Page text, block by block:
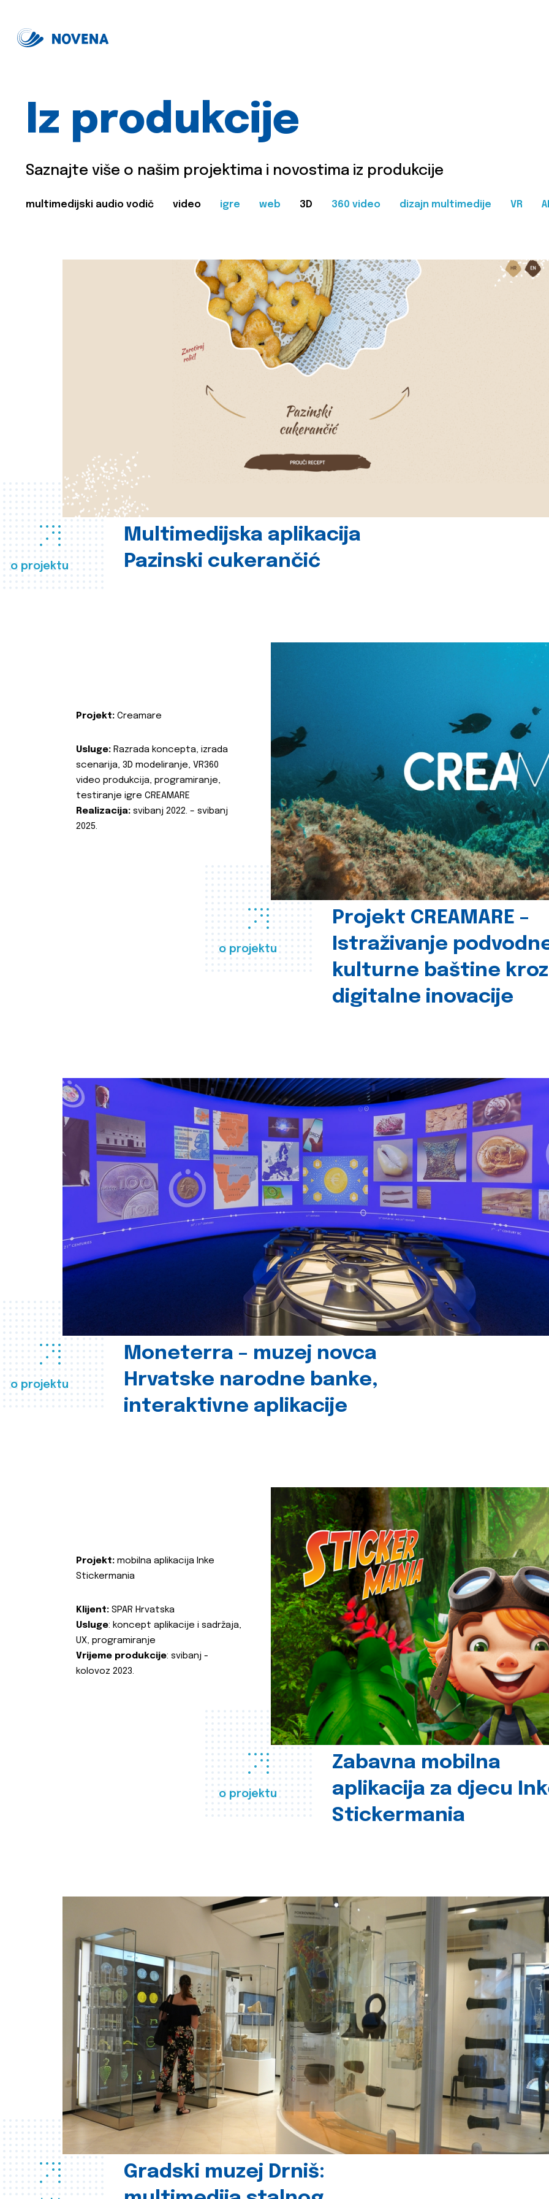
Iz produkcije
Saznajte više o našim projektima i novostima iz produkcije
multimedijski audio vodič video igre web 3D 360 video dizajn multimedije VR
o projektu
Multimedijska aplikacija
Pazinski cukerančić
o projektu
Projekt CREAMARE –
Istraživanje
kulturne baštine kroz
digitalne inovacije
Projekt: Creamare
Usluge: Razrada koncepta, izrada
scenarija, 3D modeliranje, VR360
video produkcija, programiranje,
testiranje igre CREAMARE
Realizacija: svibanj 2022. – svibanj
2025.
o projektu
Moneterra – muzej novca
Hrvatske narodne banke,
interaktivne aplikacije
o projektu
Zabavna mobilna
aplikacija za djecu
Stickermania
Projekt: mobilna aplikacija Inke
Stickermania
Klijent: SPAR Hrvatska
Usluge: koncept aplikacije i sadržaja,
UX, programiranje
Vrijeme produkcije: svibanj -
kolovoz 2023.
Gradski muzej Drniš: